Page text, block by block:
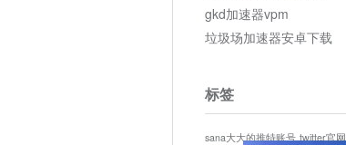
gkd加速器vpm
垃圾场加速器安卓下载
标签
sana大大的推特账号 twitter官